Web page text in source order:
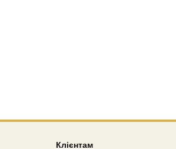
Клієнтам